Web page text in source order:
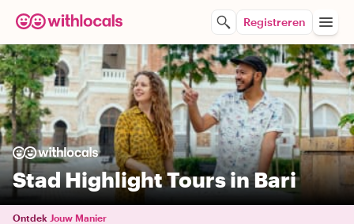
Registreren
Stad Highlight Tours in Bari
Ontdek Jouw Manier